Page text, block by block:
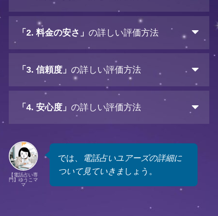
「2. 料金の安さ」 の詳しい評価方法
「3. 信頼度」 の詳しい評価方法
「4. 安心度」 の詳しい評価方法
【電話占い専
門】ゆうこマ
マ
では、
電話占いユアーズの詳細に
ついて見ていきま しょう。